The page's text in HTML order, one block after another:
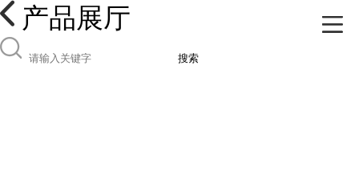
产品展厅
搜索